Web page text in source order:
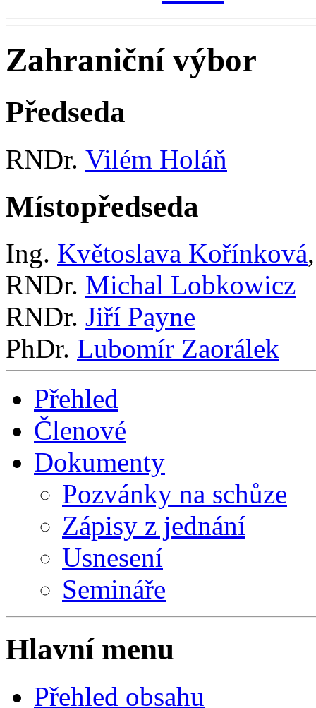
Zahraniční výbor
Předseda
RNDr. Vilém Holáň
Místopředseda
Ing. Květoslava Kořínková
RNDr. Michal Lobkowicz
RNDr. Jiří Payne
PhDr. Lubomír Zaorálek
Přehled
Členové
Dokumenty
Pozvánky na schůze
Zápisy z jednání
Usnesení
Semináře
Hlavní menu
Přehled obsahu